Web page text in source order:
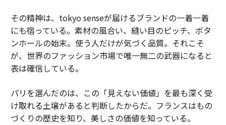
その精神は、tokyo senseが届けるブランドの一着一着
にも宿っている。素材の風合い、縫い目のピッチ、ボタ
ンホールの始末。使う人だけが気づく品質。それこそ
が、世界のファッション市場で唯一無二の武器になると
表は確信している。
パリを選んだのは、この「見えない価値」を最も深く受
け取れる土壌があると判断したからだ。フランスはもの
づくりの歴史を知り、美しさの価値を知っている。